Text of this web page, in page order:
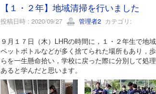
【１・２年】地域清掃を行いました
投稿日時 : 2020/09/27 管理者2カテゴリ:
９月１７日（木）LHRの時間に，１・２年生で地
ペットボトルなどが多く捨てられた場所もあり，
らを一生懸命拾い，学校に戻った際に分別して処
あると学んだと思います。